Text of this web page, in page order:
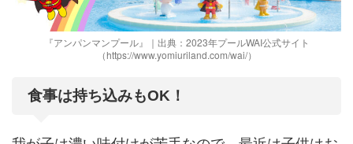
『アンパンマンプール』｜出典：2023年プールWAI公式サイト
（https://www.yomiuriland.com/wai/）
食事は持ち込みもOK！